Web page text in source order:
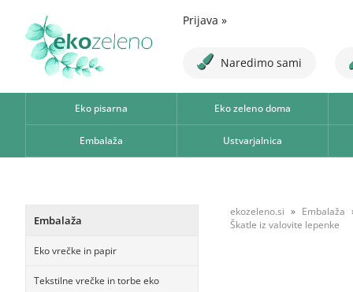
Prijava »
Naredimo sami
Eko pisarna Eko zeleno doma
Embalaža Ustvarjalnica
Embalaža
Eko vrečke in papir
Tekstilne vrečke in torbe eko
ekozeleno.si
Embalaža
Škatle iz valovite lepenke